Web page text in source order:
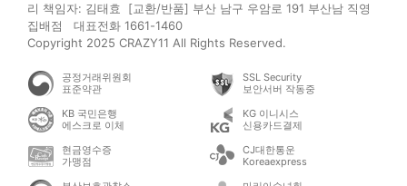
리 책임자: 김태효 [교환/반품] 부산 남구 우암로 191 부산남 직영
집배점 대표전화 1661-1460
Copyright 2025 CRAZY11 All Rights Reserved.
공정거래위원회
표준약관
SSL Security
보안서버 작동중
KB 국민은행
에스크로 이체
KG 이니시스
신용카드결제
현금영수증
가맹점
CJ대한통운
Koreaexpress